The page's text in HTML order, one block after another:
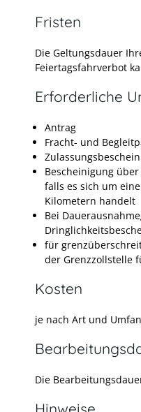
Fristen
Die Geltungsdauer
Feiertagsfahrverbot
Erforderliche
Antrag
Fracht- und
Bescheinigung
falls es sich um
Kilometern handelt
Bei
für
der Grenzzollstelle
Kosten
je nach Art und
Die
Hinweise